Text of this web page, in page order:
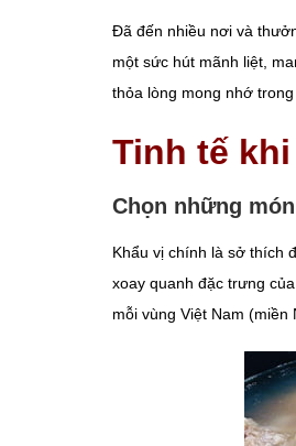
Đã đến nhiều nơi và
một sức hút mãnh liệt,
thỏa lòng mong nhớ
Tinh tế
Chọn những
Khẩu vị chính là sở thích
xoay quanh đặc trưng
mỗi vùng Việt Nam